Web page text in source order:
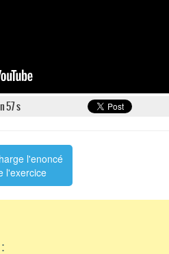
57 s
l'enoncé
l'exercice